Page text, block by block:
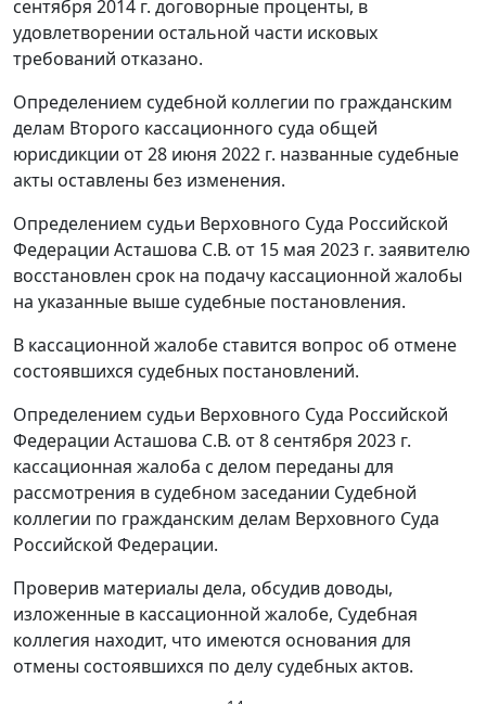
сентября 2014 г. договорные проценты, в
удовлетворении остальной части исковых
требований отказано.
Определением судебной коллегии по гражданским
делам Второго кассационного суда общей
юрисдикции от 28 июня 2022 г. названные судебные
акты оставлены без изменения.
Определением судьи Верховного Суда Российской
Федерации Асташова С.В. от 15 мая 2023 г. заявителю
восстановлен срок на подачу кассационной жалобы
на указанные выше судебные постановления.
В кассационной жалобе ставится вопрос об отмене
состоявшихся судебных постановлений.
Определением судьи Верховного Суда Российской
Федерации Асташова С.В. от 8 сентября 2023 г.
кассационная жалоба с делом переданы для
рассмотрения в судебном заседании Судебной
коллегии по гражданским делам Верховного Суда
Российской Федерации.
Проверив материалы дела, обсудив доводы,
изложенные в кассационной жалобе, Судебная
коллегия находит, что имеются основания для
отмены состоявшихся по делу судебных актов.